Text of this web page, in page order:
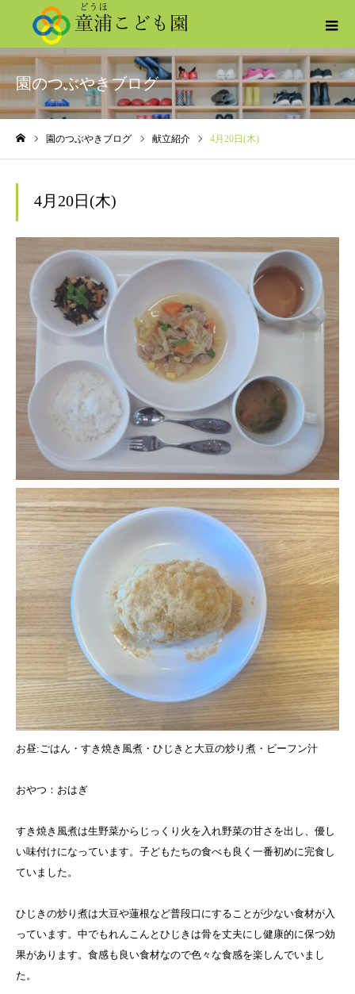
園のつぶやきブログ
園のつぶやきブログ 献立紹介 4月20日(木)
4月20日(木)
お昼:ごはん・すき焼き風煮・ひじきと大豆の炒り煮・ビーフン汁
おやつ：おはぎ
すき焼き風煮は生野菜からじっくり火を入れ野菜の甘さを出し、優し
い味付けになっています。子どもたちの食べも良く一番初めに完食し
ていました。
ひじきの炒り煮は大豆や蓮根など普段口にすることが少ない食材が入
っています。中でもれんこんとひじきは骨を丈夫にし健康的に保つ効
果があります。食感も良い食材なので色々な食感を楽しんでいまし
た。